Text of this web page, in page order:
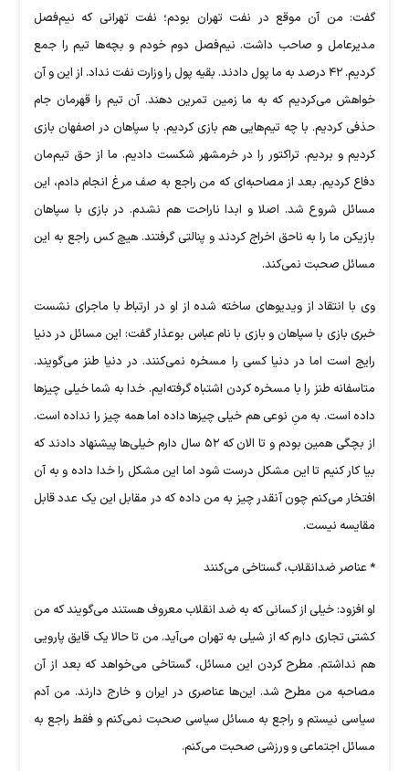
گفت: من آن موقع در نفت تهران بودم؛ نفت تهرانی که نیم‌فصل
مدیرعامل و صاحب داشت. نیم‌فصل دوم خودم و بچه‌ها تیم را جمع
کردیم. ۴۲ درصد به ما پول دادند. بقیه پول را وزارت نفت نداد. از این و آن
خواهش می‌کردیم که به ما زمین تمرین دهند. آن تیم را قهرمان جام
حذفی کردیم. با چه تیم‌هایی هم بازی کردیم. با سپاهان در اصفهان بازی
کردیم و بردیم. تراکتور را در خرمشهر شکست دادیم. ما از حق تیم‌مان
دفاع کردیم. بعد از مصاحبه‌ای که من راجع به صف مرغ انجام دادم، این
مسائل شروع شد. اصلا و ابدا ناراحت هم نشدم. در بازی با سپاهان
بازیکن ما را به ناحق اخراج کردند و پنالتی گرفتند. هیچ کس راجع به این
مسائل صحبت نمی‌کند.
وی با انتقاد از ویدیوهای ساخته شده از او در ارتباط با ماجرای نشست
خبری بازی با سپاهان و بازی با نام عباس بوعذار گفت: این مسائل در دنیا
رایج است اما در دنیا کسی را مسخره نمی‌کنند. در دنیا طنز می‌گویند.
متاسفانه طنز را با مسخره کردن اشتباه گرفته‌ایم. خدا به شما خیلی چیزها
داده است. به منِ نوعی هم خیلی چیزها داده اما همه چیز را نداده است.
از بچگی همین بودم و تا الان که ۵۲ سال دارم خیلی‌ها پیشنهاد دادند که
بیا کار کنیم تا این مشکل درست شود اما این مشکل را خدا داده و به آن
افتخار می‌کنم چون آنقدر چیز به من داده که در مقابل این یک عدد قابل
مقایسه نیست.
* عناصر ضدانقلاب، گستاخی می‌کنند
او افزود: خیلی از کسانی که به ضد انقلاب معروف هستند می‌گویند که من
کشتی تجاری دارم که از شیلی به تهران می‌آید. من تا حالا یک قایق پارویی
هم نداشتم. مطرح کردن این مسائل، گستاخی می‌خواهد که بعد از آن
مصاحبه من مطرح شد. این‌ها عناصری در ایران و خارج دارند. من آدم
سیاسی نیستم و راجع به مسائل سیاسی صحبت نمی‌کنم و فقط راجع به
مسائل اجتماعی و ورزشی صحبت می‌کنم.